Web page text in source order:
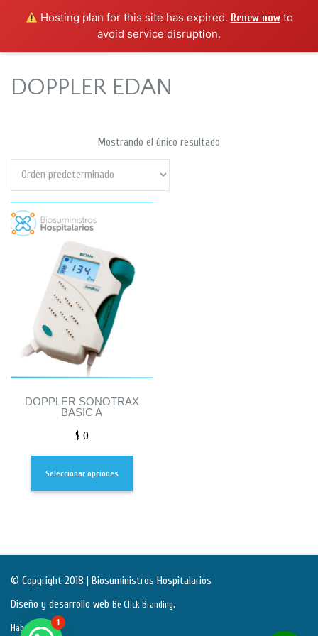
Hosting plan for this site has expired. Renew nowto
avoid service disruption.
DOPPLER EDAN
Mostrando el único resultado
DOPPLER SONOTRAX
BASIC A
$ 0
Seleccionar opciones
© Copyright 2018 | Biosuministros Hospitalarios
Diseño y desarrollo web Be Click Branding.
Habeas Data
1